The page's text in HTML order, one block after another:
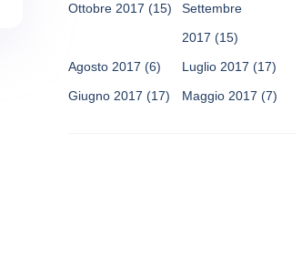
Ottobre 2017 (15)
Settembre
2017 (15)
Agosto 2017 (6) Luglio 2017 (17)
Giugno 2017 (17) Maggio 2017 (7)